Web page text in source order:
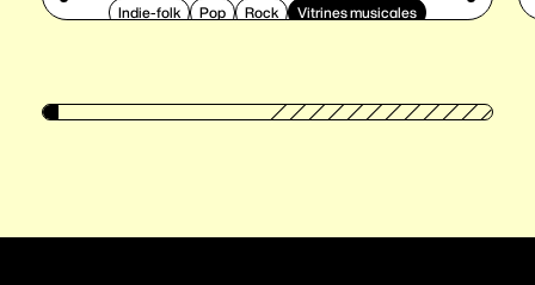
Indie-folk Pop Rock Vitrines musicales